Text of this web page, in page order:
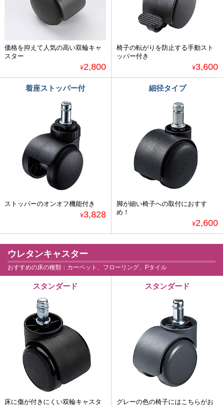
価格を抑えて人気の高い双輪キャ
スター
¥2,800
椅子の転がりを防止する手動スト
ッパー付き
¥3,600
着座ストッパー付
ストッパーのオンオフ機能付き
¥3,828
細径タイプ
脚が細い椅子への取付におすす
め！
¥2,600
ウレタンキャスター
おすすめの床の種類：カーペット、フローリング、Pタイル
スタンダード
床に傷が付きにくい双輪キャスタ
スタンダード
グレーの色の椅子にはこちらがお